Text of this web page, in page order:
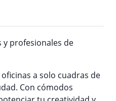
y profesionales de
a solo cuadras de
Con cómodos